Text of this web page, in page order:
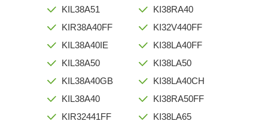
KIL38A51
KIR38A40FF
KIL38A40IE
KIL38A50
KIL38A40GB
KIL38A40
KIR32441FF
KI38RA40
KI32V440FF
KI38LA40FF
KI38LA50
KI38LA40CH
KI38RA50FF
KI38LA65